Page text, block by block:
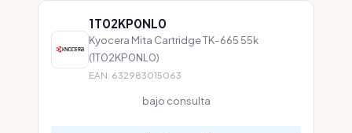
1T02KP0NL0
Kyocera Mita Cartridge TK-665 55k
(1T02KP0NL0)
EAN: 632983015063
bajo consulta